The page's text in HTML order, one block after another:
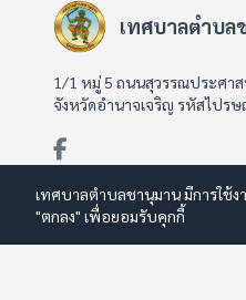
เทศบาลตำบล
1/1 หมู่ 5 ถนนสุวรรณประศา
จังหวัดอำนาจเจริญ รหัสไปร
เทศบาลตำบลชานุมาน มีการใช้
"ตกลง" เพื่อยอมรับคุกกี้